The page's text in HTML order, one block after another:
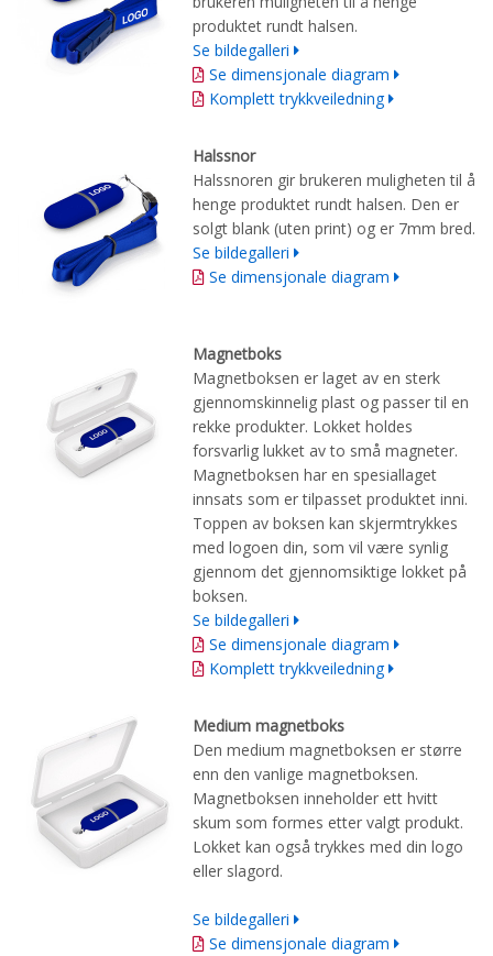
produktet rundt halsen.
Se bildegalleri
Se dimensjonale diagram
Komplett trykkveiledning
Halssnor
Halssnoren gir brukeren muligheten til å
henge produktet rundt halsen. Den er
solgt blank (uten print) og er 7mm bred.
Se bildegalleri
Se dimensjonale diagram
Magnetboks
Magnetboksen er laget av en sterk
gjennomskinnelig plast og passer til en
rekke produkter. Lokket holdes
forsvarlig lukket av to små magneter.
Magnetboksen har en spesiallaget
innsats som er tilpasset produktet inni.
Toppen av boksen kan skjermtrykkes
med logoen din, som vil være synlig
gjennom det gjennomsiktige lokket på
boksen.
Se bildegalleri
Se dimensjonale diagram
Komplett trykkveiledning
Medium magnetboks
Den medium magnetboksen er større
enn den vanlige magnetboksen.
Magnetboksen inneholder ett hvitt
skum som formes etter valgt produkt.
Lokket kan også trykkes med din logo
eller slagord.
Se bildegalleri
Se dimensjonale diagram